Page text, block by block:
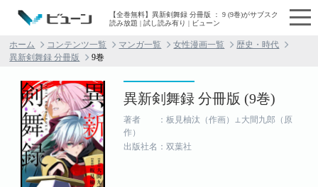
【全巻無料】異新剣舞録 分冊版 ： 9 (9巻)がサブスク
読み放題 | 試し読み有り | ビューン
ホーム コンテンツ一覧 マンガ一覧 女性漫画一覧
歴史・時代
異新剣舞録 分冊版
9巻
異新剣舞録 分冊版 (9巻)
著者 ：板見柚汰（作画）⊥大間九郎（原
作）
出版社名：双葉社